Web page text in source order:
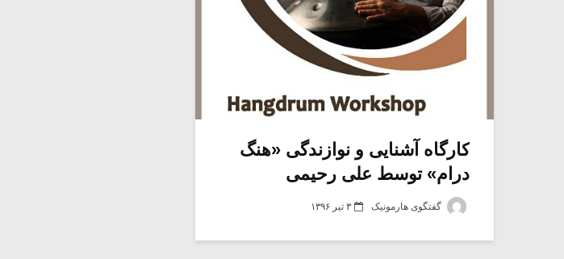
کارگاه آشنایی و نوازندگی «هنگ
درام» توسط علی رحیمی
گفتگوی هارمونیک ۳ تیر ۱۳۹۶